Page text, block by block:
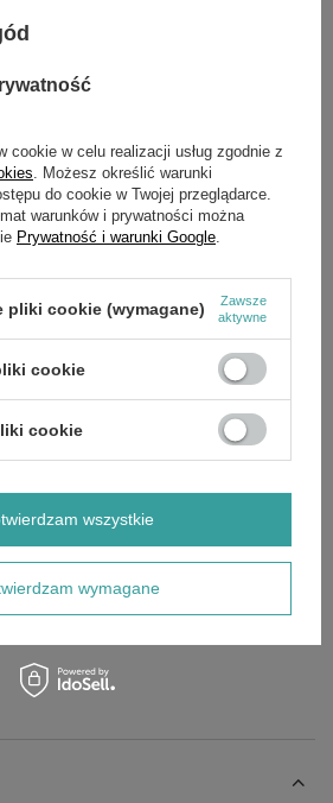
LC185FDS ZAM.380740671-T251
OGLĄDANE
Loncin LC185FDS
ORYGINALNA
zł
cookie w celu realizacji usług zgodnie z
. Możesz określić warunki
do cookie w Twojej przeglądarce.
warunków i prywatności można
Prywatność i warunki Google
pliki cookie (wymagane)
Zawsze
aktywne
cookie
cookie
wymagane
wszystkie